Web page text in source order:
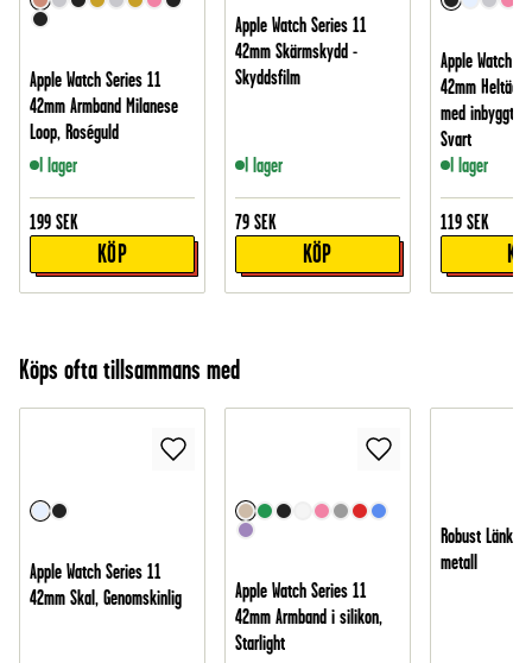
Apple Watch Series 11
42mm Armband Milanese
Loop, Roséguld
I lager
199 SEK
KÖP
Apple Watch Series 11
42mm Skärmskydd -
Skyddsfilm
I lager
79 SEK
KÖP
Apple Watch
42mm
med inbyggt
Svart
I lager
119 SEK
Köps ofta tillsammans med
Apple Watch Series 11
42mm Skal, Genomskinlig
Apple Watch Series 11
42mm Armband i silikon,
Starlight
Robust
metall